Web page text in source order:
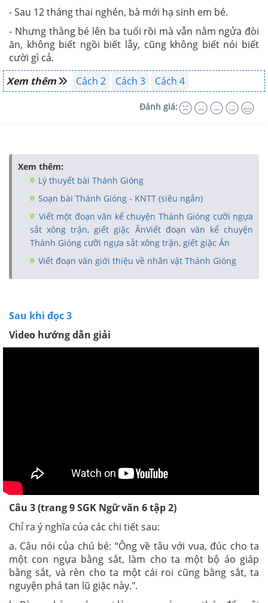
- Sau 12 tháng thai nghén, bà mới hạ sinh em bé.
- Nhưng thằng bé lên ba tuổi rồi mà vẫn nằm ngửa đòi
ăn, không biết ngồi biết lẫy, cũng không biết nói biết
cười gì cả.
Xem thêm
Cách 2 Cách 3 Cách 4
Đánh giá:
Xem thêm:
Lý thuyết bài Thánh Gióng
Soạn bài Thánh Gióng - KNTT (siêu ngắn)
Viết một đoạn văn kể chuyện Thánh Gióng cưỡi ngựa
sắt xông trận, giết giặc ÂnViết đoạn văn kể chuyện
Thánh Gióng cưỡi ngựa sắt xông trận, giết giặc Ân
Viết đoạn văn giới thiệu về nhân vật Thánh Gióng
Sau khi đọc 3
Video hướng dẫn giải
Câu 3 (trang 9 SGK Ngữ văn 6 tập 2)
Chỉ ra ý nghĩa của các chi tiết sau:
a. Câu nói của chú bé: “Ông về tâu với vua, đúc cho ta
một con ngựa bằng sắt, làm cho ta một bộ áo giáp
bằng sắt, và rèn cho ta một cái roi cũng bằng sắt, ta
nguyện phá tan lũ giặc này.".